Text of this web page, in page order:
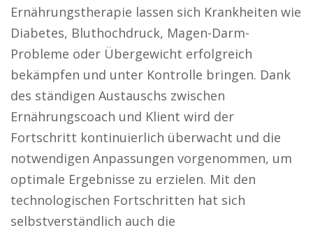
Ernährungstherapie lassen sich Krankheiten wie
Diabetes, Bluthochdruck, Magen-Darm-
Probleme oder Übergewicht erfolgreich
bekämpfen und unter Kontrolle bringen. Dank
des ständigen Austauschs zwischen
Ernährungscoach und Klient wird der
Fortschritt kontinuierlich überwacht und die
notwendigen Anpassungen vorgenommen, um
optimale Ergebnisse zu erzielen. Mit den
technologischen Fortschritten hat sich
selbstverständlich auch die